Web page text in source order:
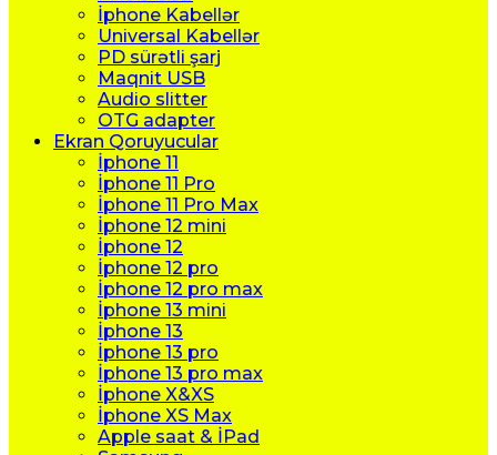
İphone Kabellər
Universal Kabellər
PD sürətli şarj
Maqnit USB
Audio slitter
OTG adapter
Ekran Qoruyucular
İphone 11
İphone 11 Pro
İphone 11 Pro Max
İphone 12 mini
İphone 12
İphone 12 pro
İphone 12 pro max
İphone 13 mini
İphone 13
İphone 13 pro
İphone 13 pro max
İphone X&XS
İphone XS Max
Apple saat & İPad